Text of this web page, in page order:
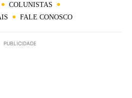
COLUNISTAS
FALE CONOSCO
PUBLICIDADE